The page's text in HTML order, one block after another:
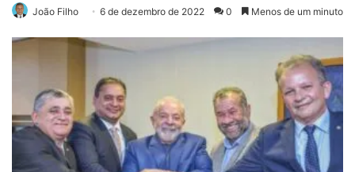
João Filho 6 de dezembro de 2022 0 Menos de um minuto